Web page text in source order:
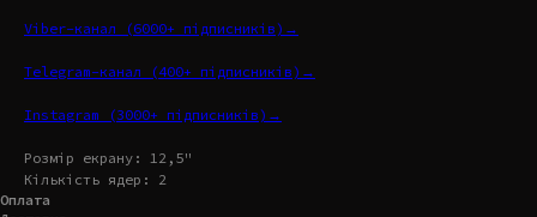
Viber-канал (6000+ підписників)→
Telegram-канал (400+ підписників)→
Instagram (3000+ підписників)→
Розмір екрану: 12,5"
Кількість ядер: 2
Оплата